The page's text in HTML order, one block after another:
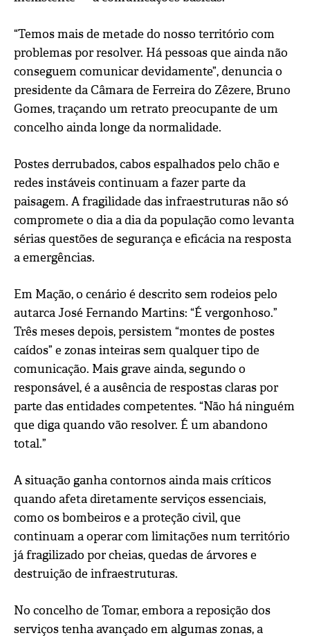
“Temos mais de metade do nosso território com
problemas por resolver. Há pessoas que ainda não
conseguem comunicar devidamente”, denuncia o
presidente da Câmara de Ferreira do Zêzere, Bruno
Gomes, traçando um retrato preocupante de um
concelho ainda longe da normalidade.
Postes derrubados, cabos espalhados pelo chão e
redes instáveis continuam a fazer parte da
paisagem. A fragilidade das infraestruturas não só
compromete o dia a dia da população como levanta
sérias questões de segurança e eficácia na resposta
a emergências.
Em Mação, o cenário é descrito sem rodeios pelo
autarca José Fernando Martins: “É vergonhoso.”
Três meses depois, persistem “montes de postes
caídos” e zonas inteiras sem qualquer tipo de
comunicação. Mais grave ainda, segundo o
responsável, é a ausência de respostas claras por
parte das entidades competentes. “Não há ninguém
que diga quando vão resolver. É um abandono
total.”
A situação ganha contornos ainda mais críticos
quando afeta diretamente serviços essenciais,
como os bombeiros e a proteção civil, que
continuam a operar com limitações num território
já fragilizado por cheias, quedas de árvores e
destruição de infraestruturas.
No concelho de Tomar, embora a reposição dos
serviços tenha avançado em algumas zonas, a